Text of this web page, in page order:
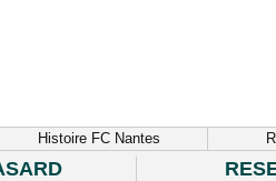
Histoire FC Nantes